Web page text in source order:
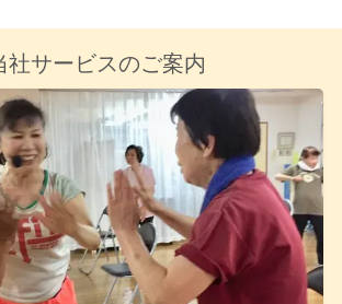
社サービスのご案内